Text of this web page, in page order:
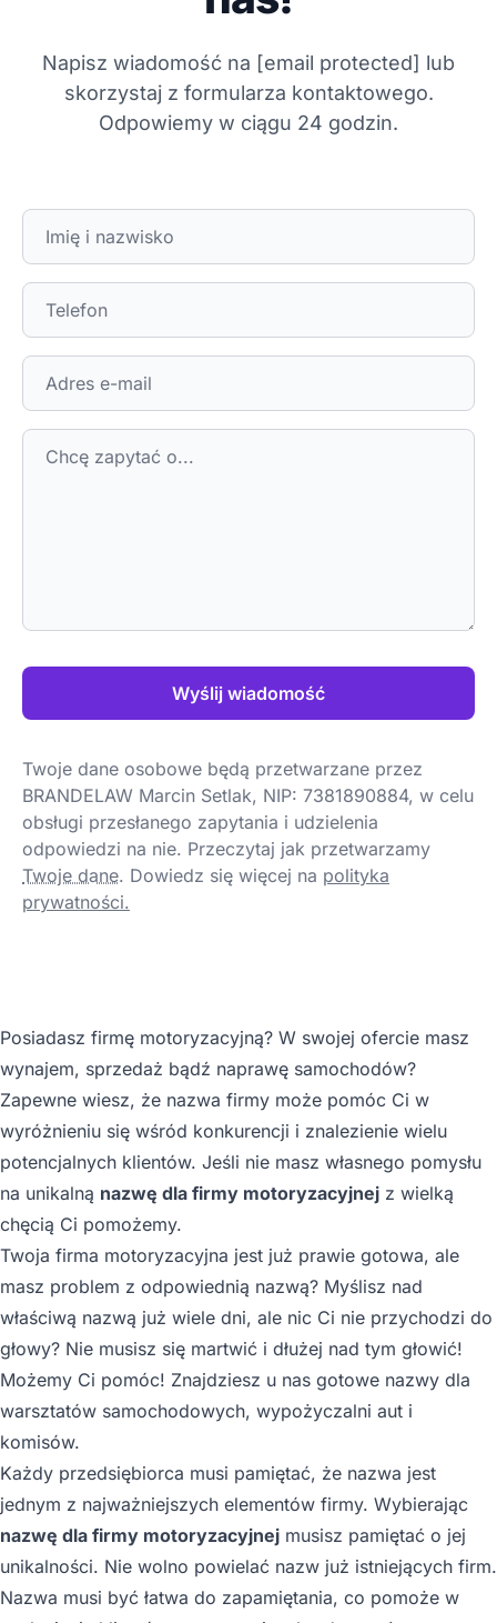
Napisz wiadomość na [email protected] lub
skorzystaj z formularza kontaktowego.
Odpowiemy w ciągu 24 godzin.
Wyślij wiadomość
Twoje dane osobowe będą przetwarzane przez
BRANDELAW Marcin Setlak, NIP: 7381890884, w celu
obsługi przesłanego zapytania i udzielenia
odpowiedzi na nie. Przeczytaj jak przetwarzamy
Twoje dane. Dowiedz się więcej na polityka
prywatności.
Posiadasz firmę motoryzacyjną? W swojej ofercie masz
wynajem, sprzedaż bądź naprawę samochodów?
Zapewne wiesz, że nazwa firmy może pomóc Ci w
wyróżnieniu się wśród konkurencji i znalezienie wielu
potencjalnych klientów. Jeśli nie masz własnego pomysłu
na unikalną nazwę dla firmy motoryzacyjnej z wielką
chęcią Ci pomożemy.
Twoja firma motoryzacyjna jest już prawie gotowa, ale
masz problem z odpowiednią nazwą? Myślisz nad
właściwą nazwą już wiele dni, ale nic Ci nie przychodzi do
głowy? Nie musisz się martwić i dłużej nad tym głowić!
Możemy Ci pomóc! Znajdziesz u nas gotowe nazwy dla
warsztatów samochodowych, wypożyczalni aut i
komisów.
Każdy przedsiębiorca musi pamiętać, że nazwa jest
jednym z najważniejszych elementów firmy. Wybierając
nazwę dla firmy motoryzacyjnej musisz pamiętać o jej
unikalności. Nie wolno powielać nazw już istniejących firm.
Nazwa musi być łatwa do zapamiętania, co pomoże w